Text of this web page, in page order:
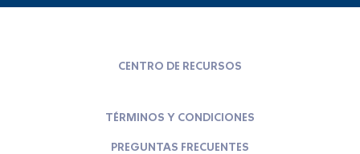
CENTRO DE RECURSOS
TÉRMINOS Y CONDICIONES
PREGUNTAS FRECUENTES